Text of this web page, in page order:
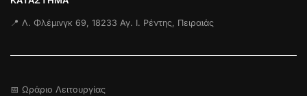
📍 Λ. Φλέμινγκ 69, 18233 Αγ. Ι. Ρέντης, Πειραιάς
📅 Ωράριο Λειτουργίας